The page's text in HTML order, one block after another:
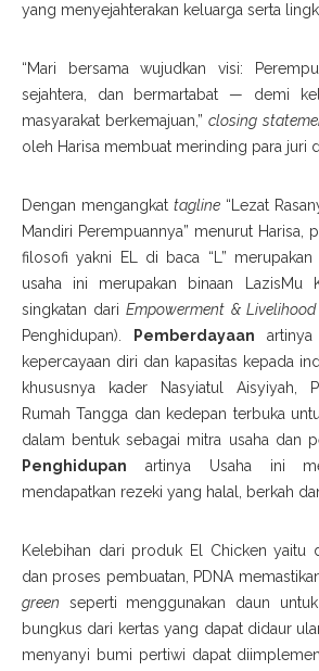
yang menyejahterakan keluarga serta
“Mari bersama wujudkan visi:
sejahtera, dan bermartabat — demi
masyarakat berkemajuan,”closing
oleh Harisa membuat merinding para juri
Dengan mengangkat tagline “Lezat
Mandiri Perempuannya” menurut Harisa,
filosofi yakni EL di baca “L” merupakan
usaha ini merupakan binaan LazisMu
singkatan dariEmpowerment & Livelihood
Penghidupan).
Pemberdayaan artinya
kepercayaan diri dan kapasitas kepada
khususnya kader Nasyiatul Aisyiyah,
Rumah Tangga dan kedepan terbuka
dalam bentuk sebagai mitra usaha dan
Penghidupan artinya Usaha ini
mendapatkan rezeki yang halal, berkah
Kelebihan dari produk El Chicken yaitu
dan proses pembuatan, PDNA
green seperti menggunakan daun
bungkus dari kertas yang dapat didaur
menyanyi bumi pertiwi dapat